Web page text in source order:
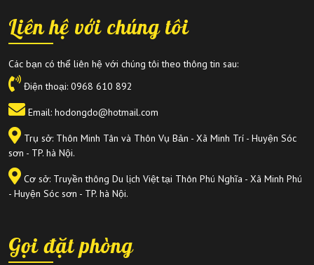
Liên hệ với chúng tôi
Các bạn có thể liên hệ với chúng tôi theo thông tin sau:
Điện thoại: 0968 610 892
Email: hodongdo@hotmail.com
Trụ sở: Thôn Minh Tân và Thôn Vụ Bản - Xã Minh Trí - Huyện Sóc
sơn - TP. hà Nội.
Cơ sở: Truyền thông Du lịch Việt tại Thôn Phú Nghĩa - Xã Minh Phú
- Huyện Sóc sơn - TP. hà Nội.
Gọi đặt phòng